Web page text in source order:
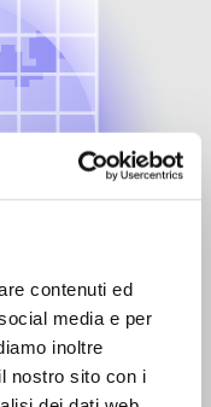
contenuti ed
media e per
inoltre
nostro sito con i